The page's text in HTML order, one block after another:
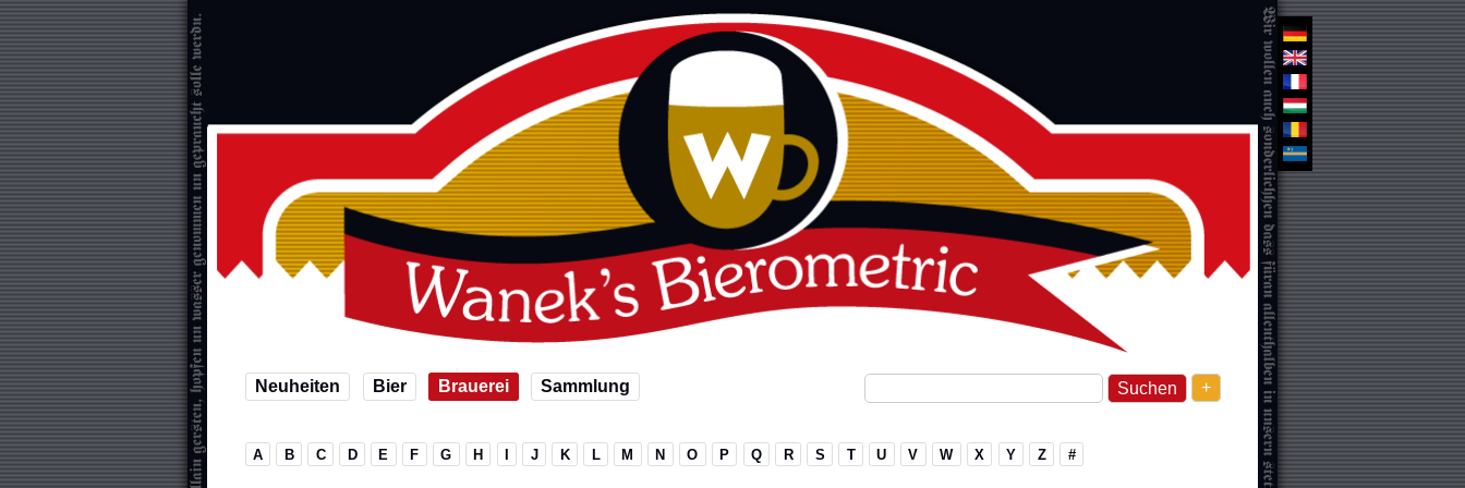
+
Neuheiten Bier Brauerei Sammlung
A B C D E F G H J K L M N O P Q R S T U V W X Y Z #